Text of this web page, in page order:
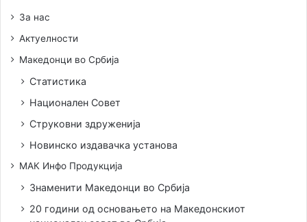
За нас
Актуелности
Македонци во Србија
Статистика
Национален Совет
Струковни здруженија
Новинско издавачка установа
МАК Инфо Продукција
Знаменити Македонци во Србија
20 години од основањето на Македонскиот